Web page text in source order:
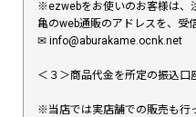
※ezwebをお使いのお客様は、
亀のweb通販のアドレスを、受
✉︎ info@aburakame.ocnk.net
＜３＞商品代金を所定の振込口
※当店では実店舗での販売も行